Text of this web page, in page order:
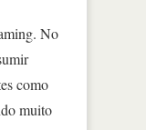
No
como
muito